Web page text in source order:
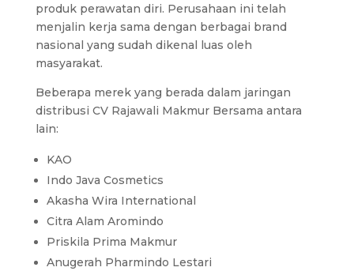
produk perawatan diri. Perusahaan ini telah
menjalin kerja sama dengan berbagai brand
nasional yang sudah dikenal luas oleh
masyarakat.
Beberapa merek yang berada dalam jaringan
distribusi CV Rajawali Makmur Bersama antara
lain:
KAO
Indo Java Cosmetics
Akasha Wira International
Citra Alam Aromindo
Priskila Prima Makmur
Anugerah Pharmindo Lestari